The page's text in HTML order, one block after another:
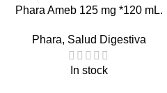
Phara Ameb 125 mg *120 mL.
Phara, Salud Digestiva
In stock